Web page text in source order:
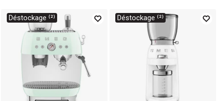
Déstockage ⁽²⁾ Déstockage ⁽²⁾